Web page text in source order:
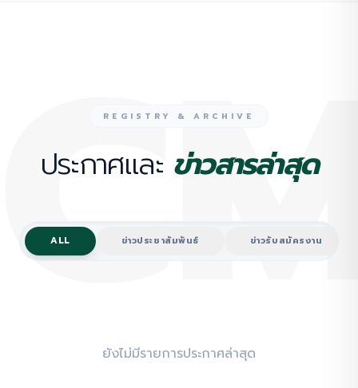
REGISTRY & ARCHIVE
ประกาศและ ข่าวสารล่าสุด
ALL ข่าวประชาสัมพันธ์ ข่าวรับสมัครงาน
ยังไม่มีรายการประกาศล่าสุด